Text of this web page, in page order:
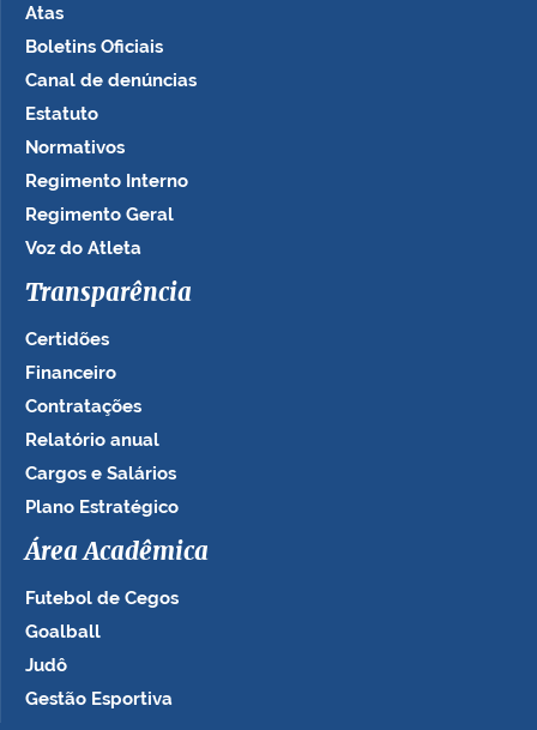
Atas
Boletins Oficiais
Canal de denúncias
Estatuto
Normativos
Regimento Interno
Regimento Geral
Voz do Atleta
Transparência
Certidões
Financeiro
Contratações
Relatório anual
Cargos e Salários
Plano Estratégico
Área Acadêmica
Futebol de Cegos
Goalball
Judô
Gestão Esportiva